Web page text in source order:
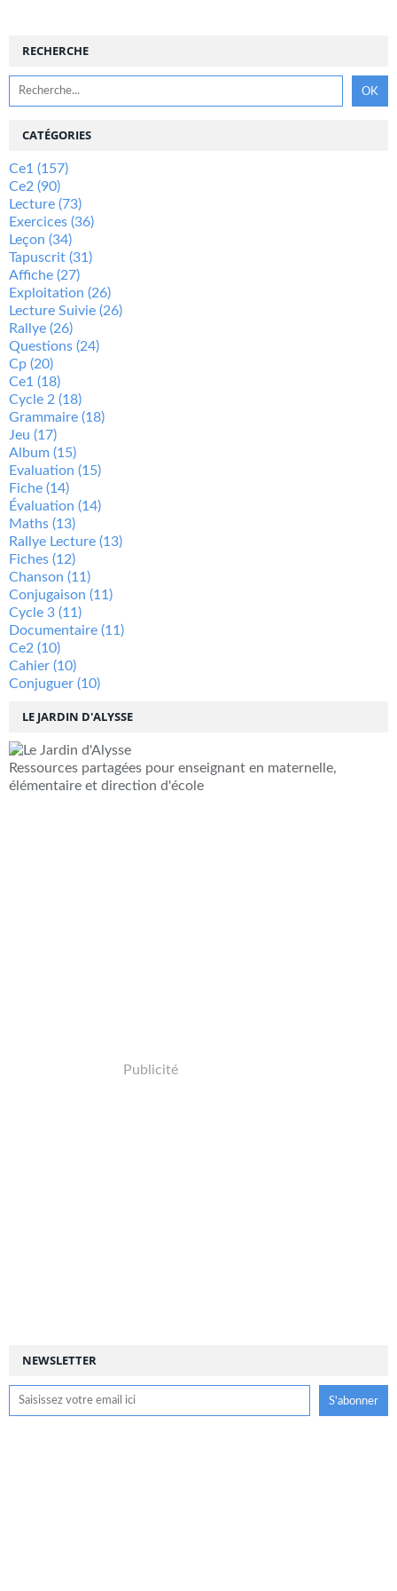
NEWSLETTER
RECHERCHE
LE JARDIN D'ALYSSE
Ressources partagées pour enseignant en maternelle,
élémentaire et direction d'école
Publicité
CATÉGORIES
Ce1 (157)
Ce2 (90)
Lecture (73)
Exercices (36)
Leçon (34)
Tapuscrit (31)
Affiche (27)
Exploitation (26)
Lecture Suivie (26)
Rallye (26)
Questions (24)
Cp (20)
Ce1 (18)
Cycle 2 (18)
Grammaire (18)
Jeu (17)
Album (15)
Evaluation (15)
Fiche (14)
Évaluation (14)
Maths (13)
Rallye Lecture (13)
Fiches (12)
Chanson (11)
Conjugaison (11)
Cycle 3 (11)
Documentaire (11)
Ce2 (10)
Cahier (10)
Conjuguer (10)